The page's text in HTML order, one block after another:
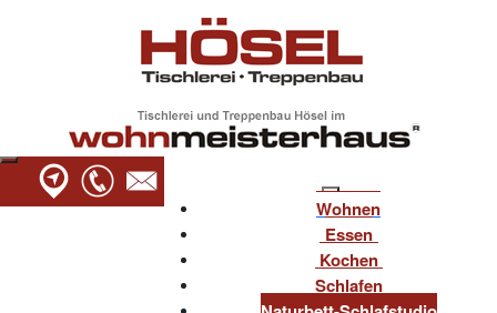
Wohnen
Essen
Kochen
Schlafen